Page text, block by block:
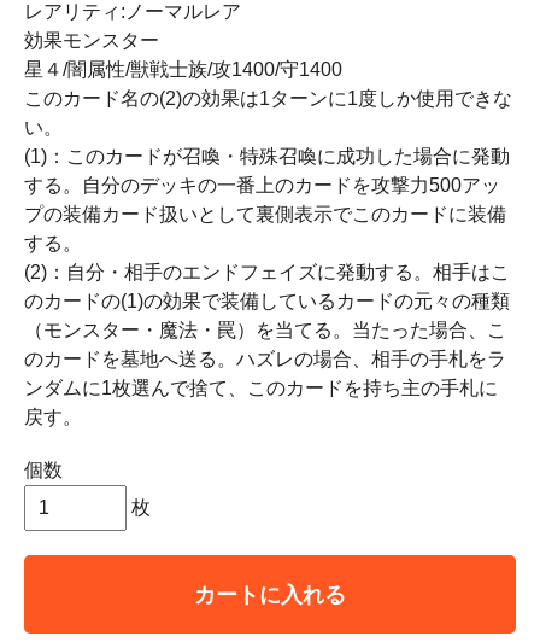
レアリティ:ノーマルレア
効果モンスター
星４/闇属性/獣戦士族/攻1400/守1400
このカード名の(2)の効果は1ターンに1度しか使用できな
い。
(1)：このカードが召喚・特殊召喚に成功した場合に発動
する。自分のデッキの一番上のカードを攻撃力500アッ
プの装備カード扱いとして裏側表示でこのカードに装備
する。
(2)：自分・相手のエンドフェイズに発動する。相手はこ
のカードの(1)の効果で装備しているカードの元々の種類
（モンスター・魔法・罠）を当てる。当たった場合、こ
のカードを墓地へ送る。ハズレの場合、相手の手札をラ
ンダムに1枚選んで捨て、このカードを持ち主の手札に
戻す。
個数
枚
カートに入れる